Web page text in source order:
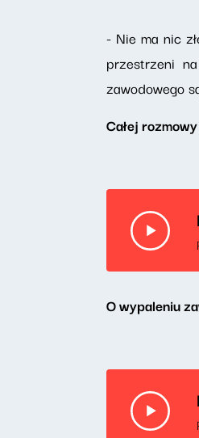
- Nie ma nic
przestrzeni
zawodowego
Całej
O wypaleniu